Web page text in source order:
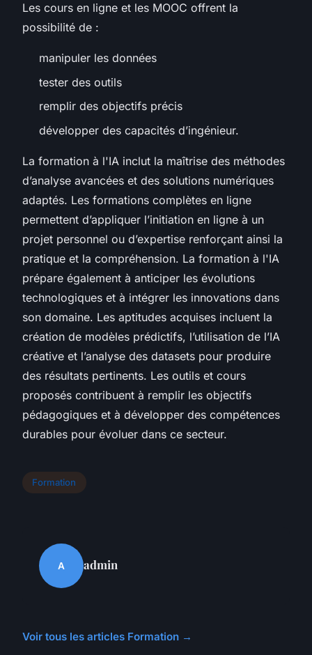
Les cours en ligne et les MOOC offrent la
possibilité de :
manipuler les données
tester des outils
remplir des objectifs précis
développer des capacités d’ingénieur.
La formation à l'IA inclut la maîtrise des méthodes
d’analyse avancées et des solutions numériques
adaptés. Les formations complètes en ligne
permettent d’appliquer l’initiation en ligne à un
projet personnel ou d’expertise renforçant ainsi la
pratique et la compréhension. La formation à l'IA
prépare également à anticiper les évolutions
technologiques et à intégrer les innovations dans
son domaine. Les aptitudes acquises incluent la
création de modèles prédictifs, l’utilisation de l’IA
créative et l’analyse des datasets pour produire
des résultats pertinents. Les outils et cours
proposés contribuent à remplir les objectifs
pédagogiques et à développer des compétences
durables pour évoluer dans ce secteur.
Formation
A admin
Voir tous les articles Formation →